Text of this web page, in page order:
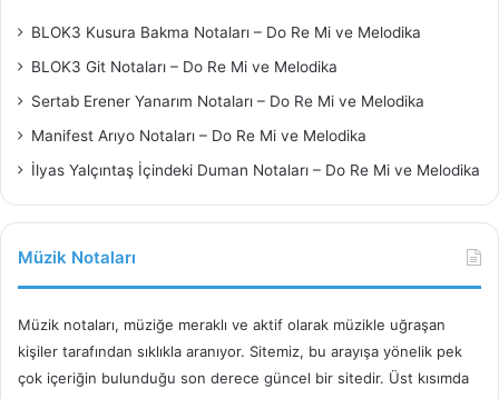
BLOK3 Kusura Bakma Notaları – Do Re Mi ve Melodika
BLOK3 Git Notaları – Do Re Mi ve Melodika
Sertab Erener Yanarım Notaları – Do Re Mi ve Melodika
Manifest Arıyo Notaları – Do Re Mi ve Melodika
İlyas Yalçıntaş İçindeki Duman Notaları – Do Re Mi ve Melodika
Müzik Notaları
Müzik notaları, müziğe meraklı ve aktif olarak müzikle uğraşan
kişiler tarafından sıklıkla aranıyor. Sitemiz, bu arayışa yönelik pek
çok içeriğin bulunduğu son derece güncel bir sitedir. Üst kısımda